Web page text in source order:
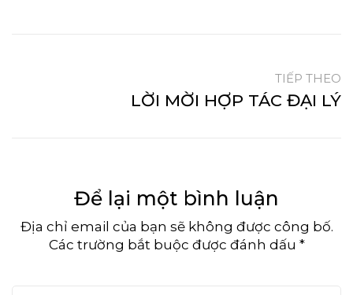
TIẾP THEO
LỜI MỜI HỢP TÁC ĐẠI LÝ
Để lại một bình luận
Địa chỉ email của bạn sẽ không được công bố.
Các trường bắt buộc được đánh dấu *